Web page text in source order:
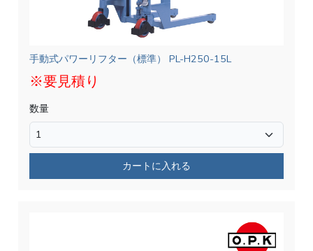
手動式パワーリフター（標準） PL-H250-15L
※要見積り
数量
カートに入れる